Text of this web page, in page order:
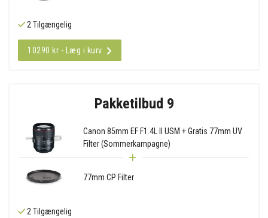
2 Tilgængelig
10290 kr - Læg i kurv
Pakketilbud 9
Canon 85mm EF F1.4L II USM + Gratis 77mm UV
Filter (Sommerkampagne)
77mm CP Filter
2 Tilgængelig